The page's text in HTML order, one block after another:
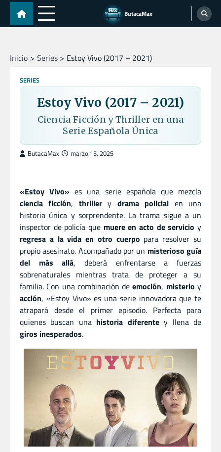
Skip
content
ButacaMax
Inicio Series Estoy Vivo (2017 – 2021)
SERIES
Estoy Vivo (2017 – 2021)
Ciencia Ficción y Thriller en una
Serie Española Única
ButacaMax marzo 15, 2025
«Estoy Vivo» es una serie española que mezcla
ciencia ficción, thrillery drama policial en una
historia única y sorprendente. La trama sigue a un
inspector de policía que muere en acto de servicio y
regresa a la vida en otro cuerpo para resolver su
propio asesinato. Acompañado por un misterioso guía
del más allá, deberá enfrentarse a fuerzas
sobrenaturales mientras trata de proteger a su
familia. Con una combinación deemoción, misterio y
acción, «Estoy Vivo» es una serie innovadora que te
atrapará desde el primer episodio. Perfecta para
quienes buscan una historia diferentey llena de
giros inesperados.